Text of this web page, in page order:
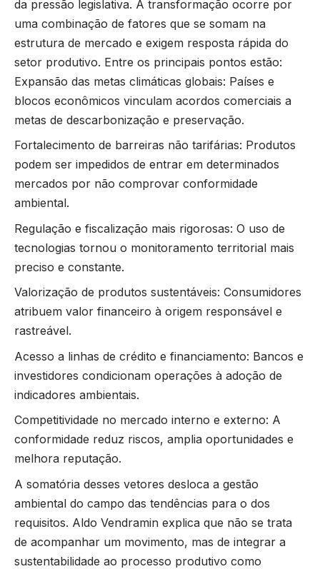
da pressão legislativa. A transformação ocorre por
uma combinação de fatores que se somam na
estrutura de mercado e exigem resposta rápida do
setor produtivo. Entre os principais pontos estão:
Expansão das metas climáticas globais: Países e
blocos econômicos vinculam acordos comerciais a
metas de descarbonização e preservação.
Fortalecimento de barreiras não tarifárias: Produtos
podem ser impedidos de entrar em determinados
mercados por não comprovar conformidade
ambiental.
Regulação e fiscalização mais rigorosas: O uso de
tecnologias tornou o monitoramento territorial mais
preciso e constante.
Valorização de produtos sustentáveis: Consumidores
atribuem valor financeiro à origem responsável e
rastreável.
Acesso a linhas de crédito e financiamento: Bancos e
investidores condicionam operações à adoção de
indicadores ambientais.
Competitividade no mercado interno e externo: A
conformidade reduz riscos, amplia oportunidades e
melhora reputação.
A somatória desses vetores desloca a gestão
ambiental do campo das tendências para o dos
requisitos. Aldo Vendramin explica que não se trata
de acompanhar um movimento, mas de integrar a
sustentabilidade ao processo produtivo como